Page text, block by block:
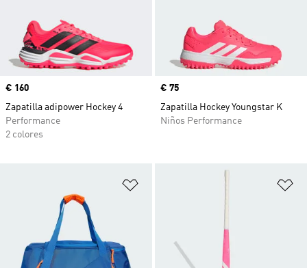
Precio
€ 160
Zapatilla adipower Hockey 4
Performance
2 colores
Precio
€ 75
Zapatilla Hockey Youngstar K
Niños Performance